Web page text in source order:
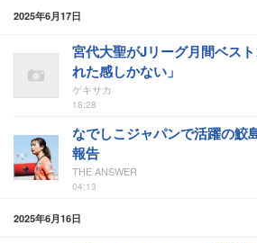
2025年6月17日
宮代大聖がJリーグ月間ベス
れた感しかない」
ゲキサカ
18:28
なでしこジャパンで活躍の鮫
報告
THE ANSWER
04:13
2025年6月16日